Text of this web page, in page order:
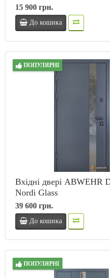
15 900 грн.
До кошика
ПОПУЛЯРНІ
Вхідні двері ABWEHR
Nordi Glass
39 600 грн.
До кошика
ПОПУЛЯРНІ